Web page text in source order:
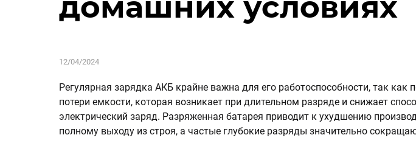
12/04/2024
Регулярная зарядка АКБ крайне важна для его работоспособности, так как
потери емкости, которая возникает при длительном разряде и снижает
электрический заряд. Разряженная батарея приводит к ухудшению
полному выходу из строя, а частые глубокие разряды значительно